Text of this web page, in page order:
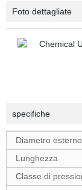
Foto dettagliate
specifiche
Diametro esterno
Lunghezza
Classe di